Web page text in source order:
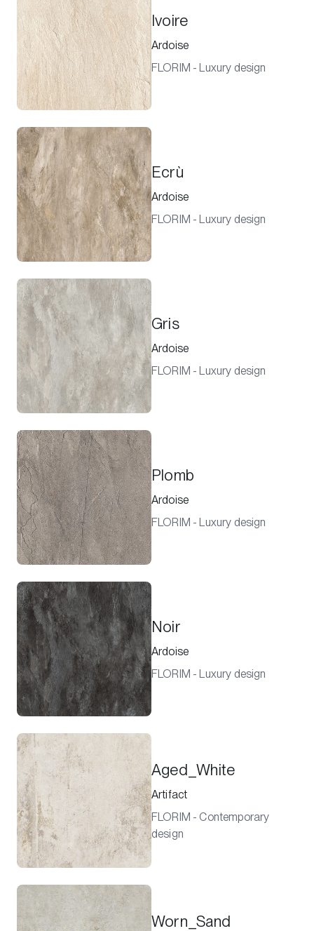
Ivoire
Ardoise
FLORIM - Luxury design
Ecrù
Ardoise
FLORIM - Luxury design
Gris
Ardoise
FLORIM - Luxury design
Plomb
Ardoise
FLORIM - Luxury design
Noir
Ardoise
FLORIM - Luxury design
Aged_White
Artifact
FLORIM - Contemporary
design
Worn_Sand